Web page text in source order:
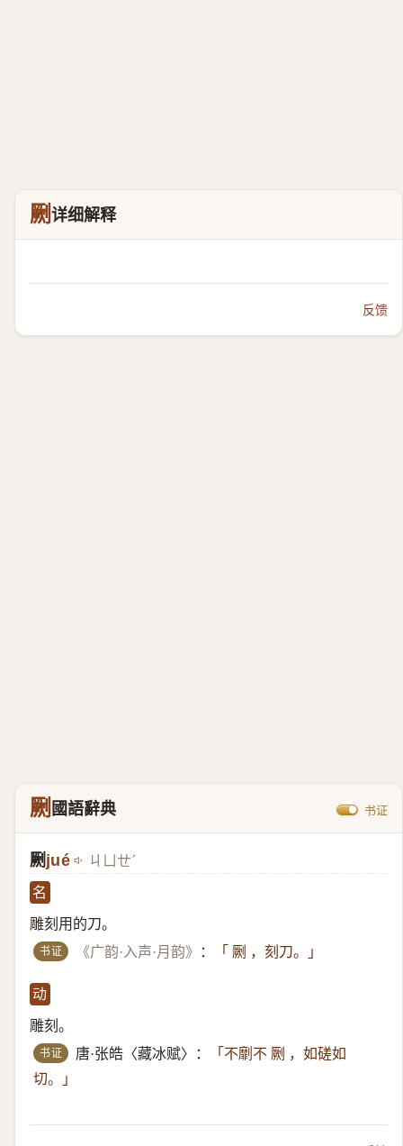
劂详细解释
反馈
劂 國語辭典 书证
劂 jué ㄐㄩㄝˊ
名
雕刻用的刀。
书证 《广韵·入声·月韵》 ： 「 劂 ，刻刀。」
动
雕刻。
书证 唐·张皓〈藏冰赋〉：
「不劘不 劂 ，如磋如
切。」